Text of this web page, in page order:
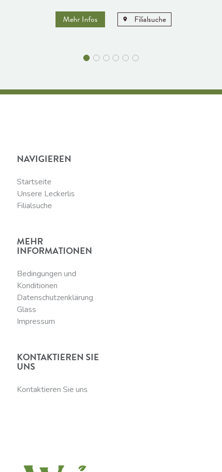
Mehr Infos Filialsuche
NAVIGIEREN
Startseite
Unsere Leckerlis
Filialsuche
MEHR
INFORMATIONEN
Bedingungen und
Konditionen
Datenschutzenklärung
Glass
Impressum
KONTAKTIEREN SIE
UNS
Kontaktieren Sie uns